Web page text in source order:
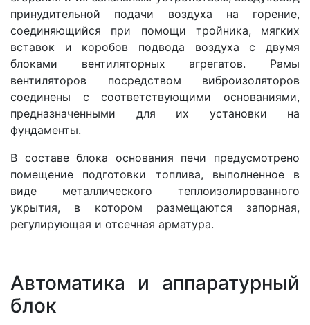
принудительной подачи воздуха на горение,
соединяющийся при помощи тройника, мягких
вставок и коробов подвода воздуха с двумя
блоками вентиляторных агрегатов. Рамы
вентиляторов посредством виброизоляторов
соединены с соответствующими основаниями,
предназначенными для их установки на
фундаменты.
В составе блока основания печи предусмотрено
помещение подготовки топлива, выполненное в
виде металлического теплоизолированного
укрытия, в котором размещаются запорная,
регулирующая и отсечная арматура.
Автоматика и аппаратурный
блок